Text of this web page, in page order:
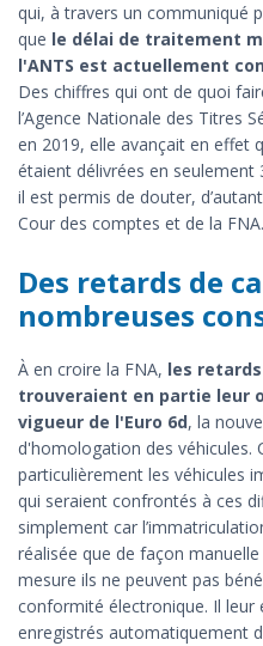
qui, à travers un communiqué
que le délai de traitement
l'ANTS est actuellement
Des chiffres qui ont de quoi
l’Agence Nationale des Titres
en 2019, elle avançait en effet
étaient délivrées en
il est permis de douter,
Cour des comptes et de la FNA.
Des retards de
nombreuses
À en croire la FNA, les
trouveraient en partie leur
vigueur de l'Euro 6d, la
d'homologation des véhicules.
particulièrement les véhicules
qui seraient confrontés à ces
simplement car
réalisée que de façon
mesure ils ne peuvent pas
conformité électronique. Il leur
enregistrés automatiquement